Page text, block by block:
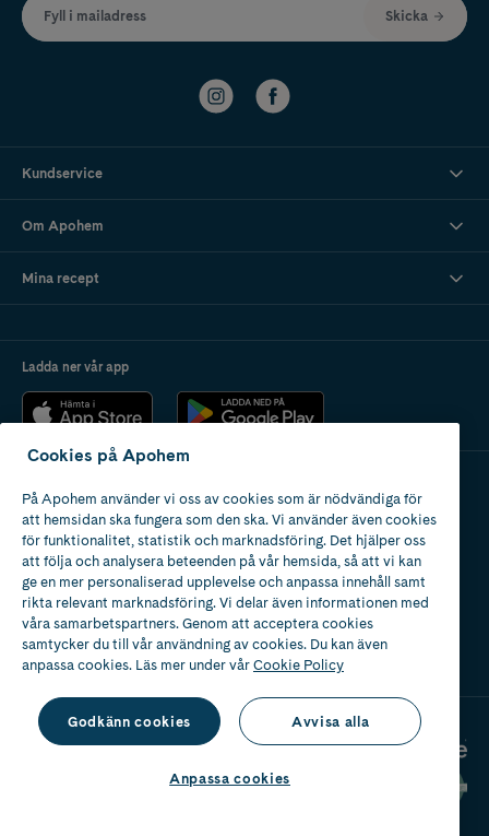
Fyll i mailadress Skicka
Kundservice
Om Apohem
Mina recept
Ladda ner vår app
Apotek med tillstånd
av Läkemedelsverket
Cookies på Apohem
På Apohem använder vi oss av cookies som är nödvändiga för
att hemsidan ska fungera som den ska. Vi använder även cookies
för funktionalitet, statistik och marknadsföring. Det hjälper oss
att följa och analysera beteenden på vår hemsida, så att vi kan
ge en mer personaliserad upplevelse och anpassa innehåll samt
rikta relevant marknadsföring. Vi delar även informationen med
våra samarbetspartners. Genom att acceptera cookies
samtycker du till vår användning av cookies. Du kan även
anpassa cookies. Läs mer under vårCookie Policy
Godkänn cookies Avvisa alla
Anpassa cookies